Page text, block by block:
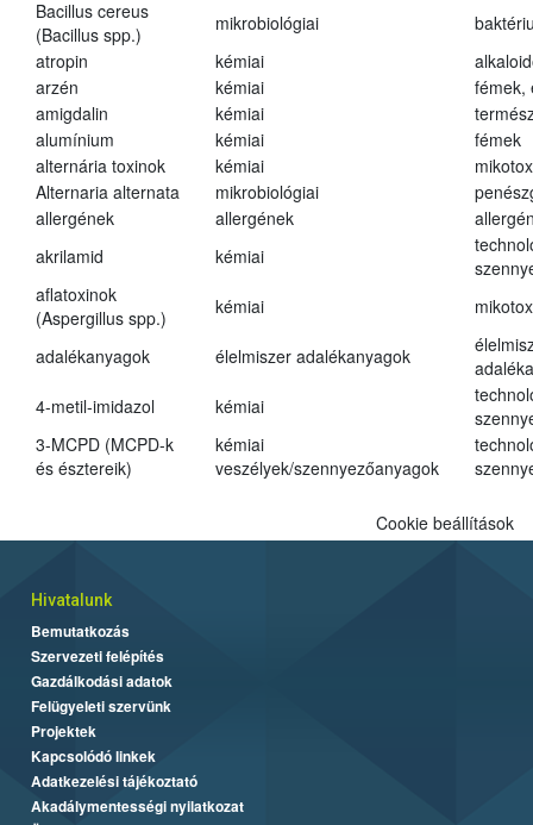
Bacillus cereus
(Bacillus spp.)
mikrobiológiai
atropin
kémiai
arzén
kémiai
fémek,
amigdalin
kémiai
alumínium
kémiai
fémek
alternária toxinok
kémiai
Alternaria alternata
mikrobiológiai
allergének
allergének
akrilamid
kémiai
aflatoxinok
(Aspergillus spp.)
kémiai
adalékanyagok élelmiszer adalékanyagok
4-metil-imidazol
kémiai
3-MCPD (MCPD-k
és észtereik)
kémiai
veszélyek/szennyezőanyagok
Cookie beállítások
Hivatalunk
Bemutatkozás
Szervezeti felépítés
Gazdálkodási adatok
Felügyeleti szervünk
Projektek
Kapcsolódó linkek
Adatkezelési tájékoztató
Akadálymentességi nyilatkozat